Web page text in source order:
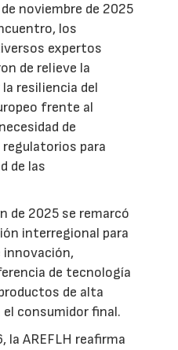
noviembre de 2025
los
expertos
de relieve la
resiliencia del
frente al
de
para
de las
de 2025 se remarcó
interregional para
innovación,
de tecnología
de alta
el consumidor final.
la AREFLH reafirma